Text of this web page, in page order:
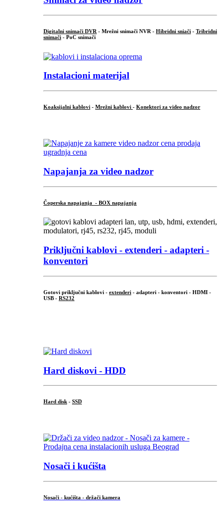
Digitalni snimači DVR - Mrežni snimači NVR - Hibridni sniači - Tribridni
snimači - PoC snimači
Instalacioni materijal
Koaksijalni kablovi - Mrežni kablovi - Konektori za video nadzor
Napajanja za video nadzor
Čoperska napajanja - BOX napajanja
Priključni kablovi - extenderi - adapteri -
konventori
Gotovi priključni kablovi - extenderi - adapteri - konventori - HDMI -
USB - RS232
Hard diskovi - HDD
Hard disk - SSD
Nosači i kućišta
Nosači - kućišta - držači kamera